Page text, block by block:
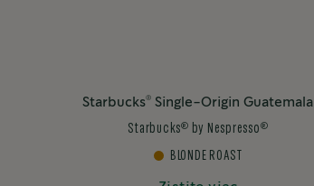
Starbucks® Single-Origin Guatemala
Starbucks® by Nespresso ®
BLONDE ROAST